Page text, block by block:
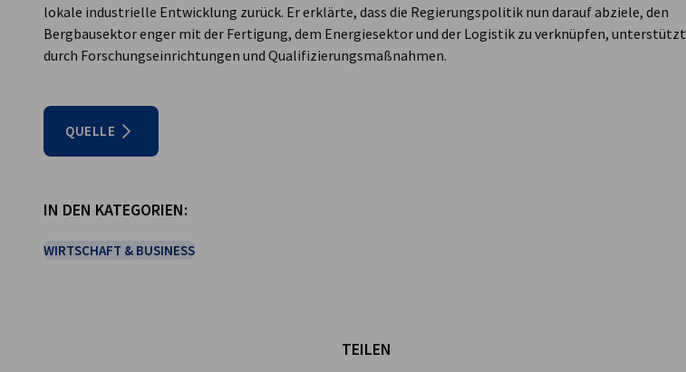
lokale industrielle Entwicklung zurück. Er erklärte, dass die Regierungspolitik nun darauf abziele, den
Bergbausektor enger mit der Fertigung, dem Energiesektor und der Logistik zu verknüpfen, unterstützt
durch Forschungseinrichtungen und Qualifizierungsmaßnahmen.
QUELLE
IN DEN KATEGORIEN:
WIRTSCHAFT & BUSINESS
TEILEN